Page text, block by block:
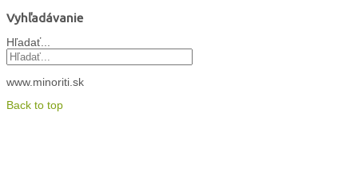
Vyhľadávanie
Hľadať...
www.minoriti.sk
Back to top